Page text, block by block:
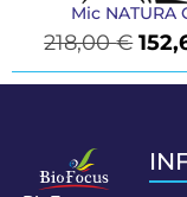
Mic NATURA
218,00€